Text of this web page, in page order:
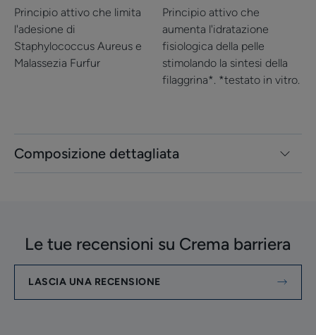
Composizione dettagliata
Principio attivo che limita
l'adesione di
Staphylococcus Aureus e
Malassezia Furfur
Principio attivo che
aumenta l'idratazione
fisiologica della pelle
stimolando la sintesi della
filaggrina*. *testato in vitro.
Le tue recensioni su Crema barriera
LASCIA UNA RECENSIONE